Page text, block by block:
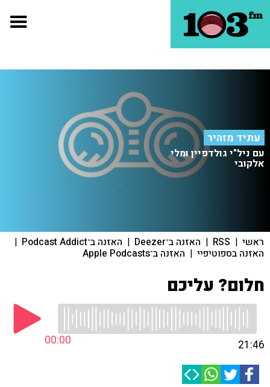
עתיד מזהיר
עם ניל"י גולדפיין ומלי
אלקובי
ראשי |
RSS
| האזנה ב־Deezer | האזנה ב־Podcast Addict |
האזנה בספוטיפיי | האזנה ב־Apple Podcasts
חלום? עליכם
00:00 21:46